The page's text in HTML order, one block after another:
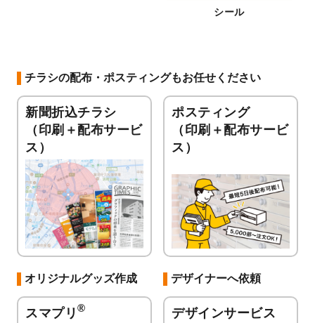
シール
チラシの配布・ポスティングもお任せください
新聞折込チラシ
（印刷＋配布サービ
ス）
ポスティング
（印刷＋配布サービ
ス）
オリジナルグッズ作成
スマプリ ®
デザイナーへ依頼
デザインサービス